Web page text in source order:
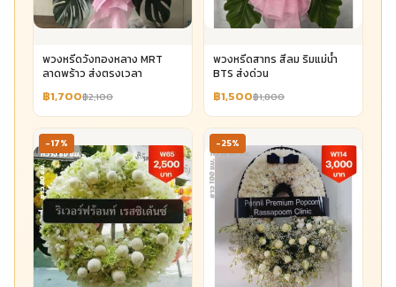
พวงหรีดวังทองหลาง MRT
ลาดพร้าว ส่งตรงเวลา
฿1,700฿2,100
พวงหรีดสาทร สีลม ริมแม่น้ำ
BTS ส่งด่วน
฿1,500฿1,800
-17% -25%